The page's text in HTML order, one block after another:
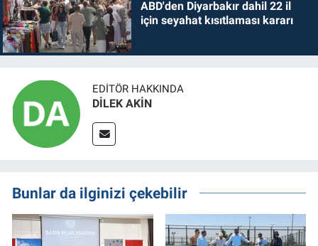
ABD'den Diyarbakır dahil 22 il
için seyahat kısıtlaması kararı
EDITÖR HAKKINDA
DİLEK AKİN
Bunlar da ilginizi çekebilir